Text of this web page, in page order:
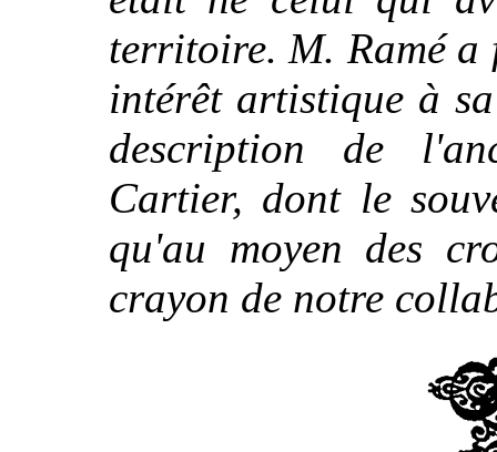
territoire. M. Ramé
intérêt artistique à
description de
Cartier, dont le
qu'au moyen des
crayon de notre